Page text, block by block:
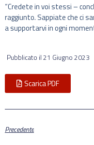
“Credete in voi stessi –
raggiunto. Sappiate che ci
a supportarvi in ogni
Pubblicato il21 Giugno 2023
Scarica PDF
Precedente